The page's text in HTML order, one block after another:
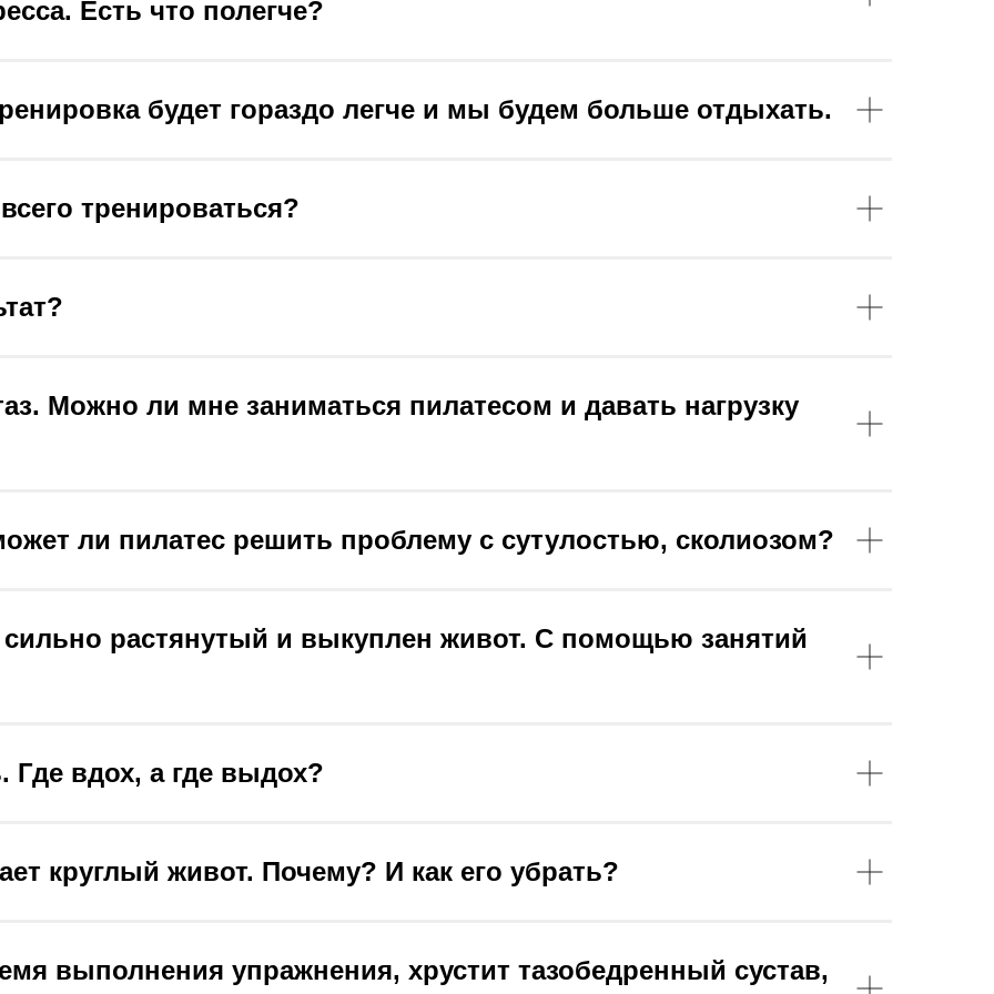
Есть что полегче?
будет гораздо легче и мы будем больше отдыхать.
тренироваться?
Можно ли мне заниматься пилатесом и давать нагрузку
ли пилатес решить проблему с сутулостью, сколиозом?
растянутый и выкуплен живот. С помощью занятий
вдох, а где выдох?
круглый живот. Почему? И как его убрать?
выполнения упражнения, хрустит тазобедренный сустав,